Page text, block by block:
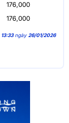
176,000
176,000
13:33ngày 26/01/2026